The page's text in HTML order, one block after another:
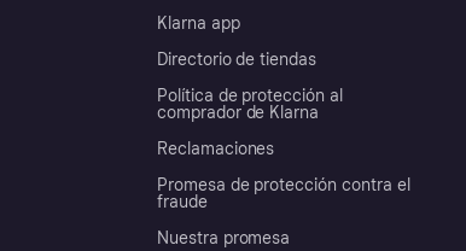
Klarna app
Directorio de tiendas
Política de protección al
comprador de Klarna
Reclamaciones
Promesa de protección contra el
fraude
Nuestra promesa